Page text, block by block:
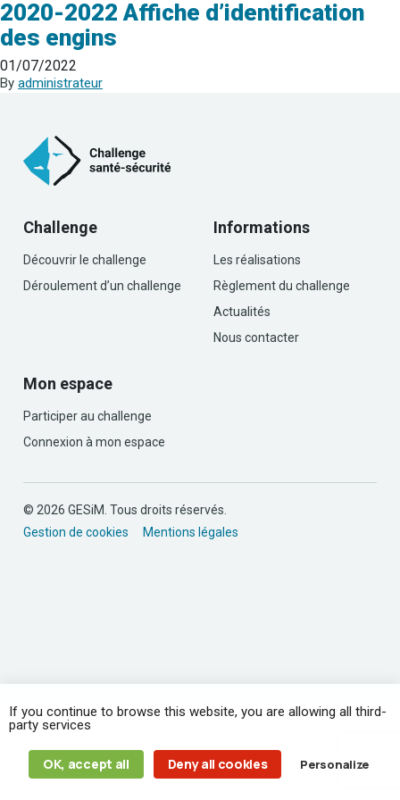
2020-2022 Affiche d’identification
des engins
01/07/2022
By administrateur
Challenge
Découvrir le challenge
Déroulement d’un challenge
Informations
Les réalisations
Règlement du challenge
Actualités
Nous contacter
Mon espace
Participer au challenge
Connexion à mon espace
© 2026 GESiM. Tous droits réservés.
Gestion de cookies
Mentions légales
If you continue to browse this website, you are allowing all third-
party services
OK, accept all Deny all cookies Personalize